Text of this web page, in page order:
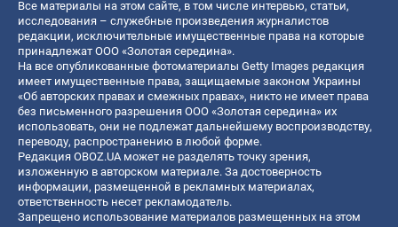
Все материалы на этом сайте, в том числе интервью, статьи,
исследования – служебные произведения журналистов
редакции, исключительные имущественные права на которые
принадлежат ООО «Золотая середина».
На все опубликованные фотоматериалы Getty Images редакция
имеет имущественные права, защищаемые законом Украины
«Об авторских правах и смежных правах», никто не имеет права
без письменного разрешения ООО «Золотая середина» их
использовать, они не подлежат дальнейшему воспроизводству,
переводу, распространению в любой форме.
Редакция OBOZ.UA может не разделять точку зрения,
изложенную в авторском материале. За достоверность
информации, размещенной в рекламных материалах,
ответственность несет рекламодатель.
Запрещено использование материалов размещенных на этом